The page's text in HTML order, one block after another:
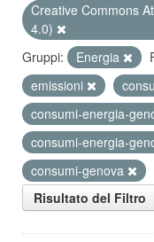
Creative Commons
4.0)
Gruppi:
Energia
emissioni
consumi-energia-
consumi-energia-
consumi-genova
Risultato del Filtro